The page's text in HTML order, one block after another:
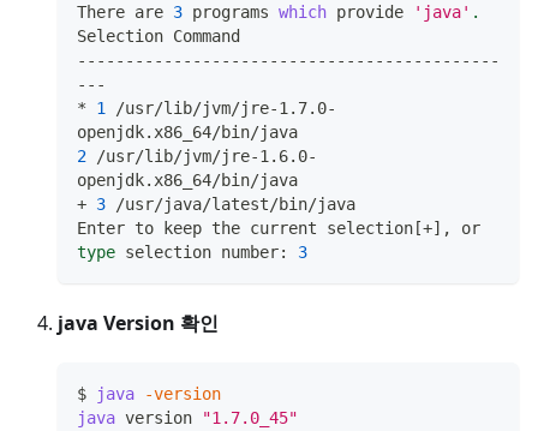
There are 3 programs which provide 'java' .
Selection Command
--------------------------------------------
---
* 1 /usr/lib/jvm/jre-1.7.0-
openjdk.x86_64/bin/java
2 /usr/lib/jvm/jre-1.6.0-
openjdk.x86_64/bin/java
+ 3 /usr/java/latest/bin/java
Enter to keep the current selection [+]
type selection number: 3
java Version 확인
$ java
-version
java version
"1.7.0_45"